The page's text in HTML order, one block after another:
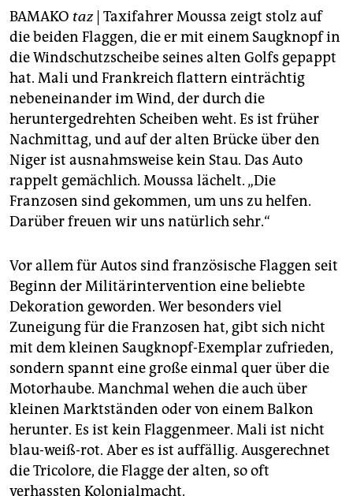
fragen & hilfe
unterstützen
abo
genossenschaft
epaper login
BAMAKO taz| Taxifahrer Moussa zeigt stolz auf
die beiden Flaggen, die er mit einem Saugknopf in
die Windschutzscheibe seines alten Golfs gepappt
hat. Mali und Frankreich flattern einträchtig
nebeneinander im Wind, der durch die
heruntergedrehten Scheiben weht. Es ist früher
Nachmittag, und auf der alten Brücke über den
Niger ist ausnahmsweise kein Stau. Das Auto
rappelt gemächlich. Moussa lächelt. „Die
Franzosen sind gekommen, um uns zu helfen.
Darüber freuen wir uns natürlich sehr.“
Vor allem für Autos sind französische Flaggen seit
Beginn der Militärintervention eine beliebte
Dekoration geworden. Wer besonders viel
Zuneigung für die Franzosen hat, gibt sich nicht
mit dem kleinen Saugknopf-Exemplar zufrieden,
sondern spannt eine große einmal quer über die
Motorhaube. Manchmal wehen die auch über
kleinen Marktständen oder von einem Balkon
herunter. Es ist kein Flaggenmeer. Mali ist nicht
blau-weiß-rot. Aber es ist auffällig. Ausgerechnet
die Tricolore, die Flagge der alten, so oft
verhassten Kolonialmacht.